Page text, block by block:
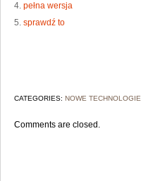
4. pełna wersja
5. sprawdź to
CATEGORIES: NOWE TECHNOLOGIE
Comments are closed.